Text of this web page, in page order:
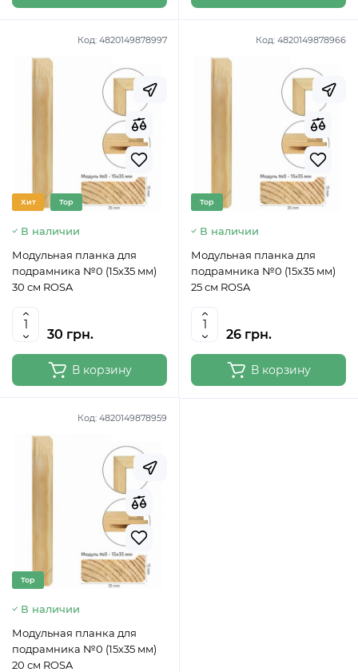
Код: 4820149878997
Хит Top
В наличии
Модульная планка для
подрамника №0 (15х35 мм)
30 см ROSA
30 грн.
В корзину
Код: 4820149878966
Top
В наличии
Модульная планка для
подрамника №0 (15х35 мм)
25 см ROSA
26 грн.
В корзину
Код: 4820149878959
Top
В наличии
Модульная планка для
подрамника №0 (15х35 мм)
20 см ROSA